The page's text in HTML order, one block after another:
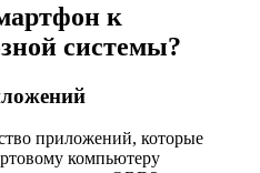
к
системы?
приложений, которые
компьютеру